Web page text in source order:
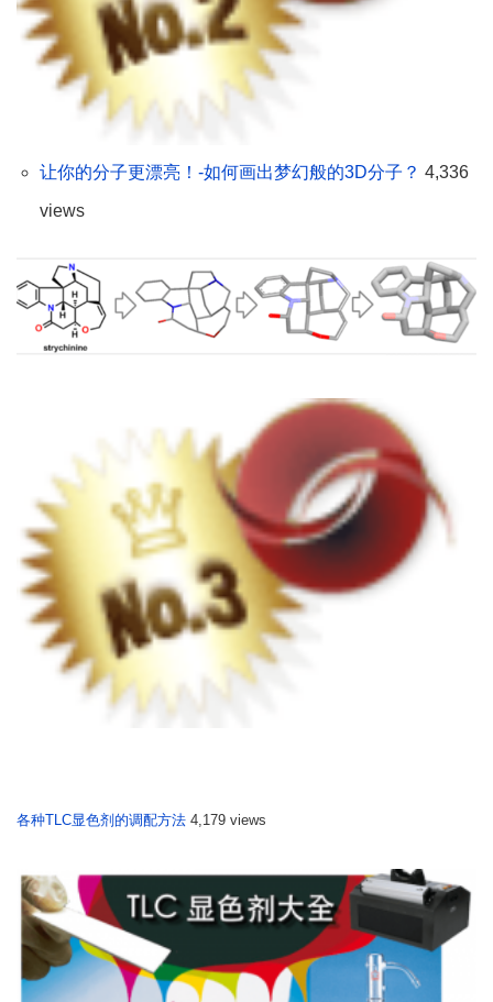
让你的分子更漂亮！-如何画出梦幻般的3D分子？ 4,336
views
各种TLC显色剂的调配方法 4,179 views